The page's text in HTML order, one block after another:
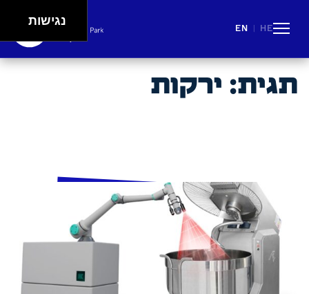
HE
EN
תגית: ירקות
נגישות